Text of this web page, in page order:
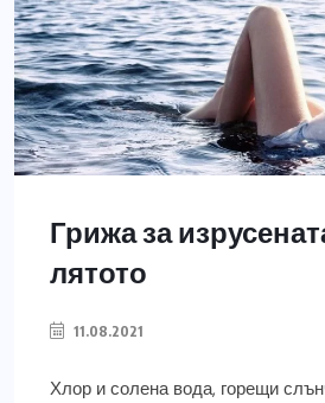
Грижа за
лятото
11.08.2021
Хлор и солена вода, горещи